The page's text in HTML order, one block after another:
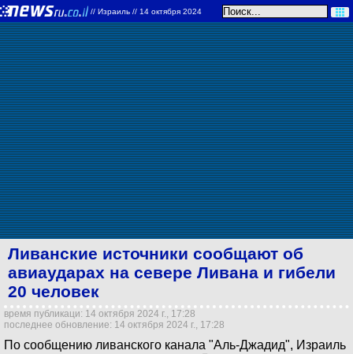
// Израиль // 14 октября 2024
Ливанские источники сообщают об
авиаударах на севере Ливана и гибели
20 человек
время публикаци: 14 октября 2024 г., 17:28
последнее обновление: 14 октября 2024 г., 17:28
По сообщению ливанского канала "Аль-Джадид", Израиль